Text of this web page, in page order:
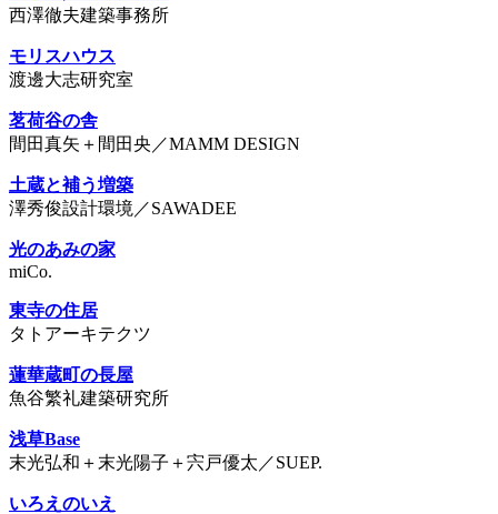
西澤徹夫建築事務所
モリスハウス
渡邊大志研究室
茗荷谷の舎
間田真矢＋間田央／MAMM DESIGN
土蔵と補う増築
澤秀俊設計環境／SAWADEE
光のあみの家
miCo.
東寺の住居
タトアーキテクツ
蓮華蔵町の長屋
魚谷繁礼建築研究所
浅草Base
末光弘和＋末光陽子＋宍戸優太／SUEP.
いろえのいえ